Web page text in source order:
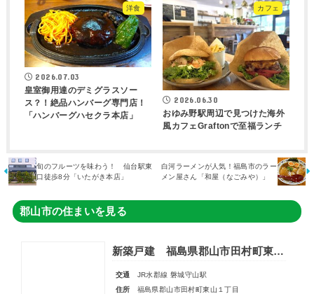
洋食
2026.07.03
皇室御用達のデミグラスソー
ス？！絶品ハンバーグ専門店！
「ハンバーグハセクラ本店」
カフェ
2026.06.30
おゆみ野駅周辺で見つけた海外
風カフェGraftonで至福ランチ
旬のフルーツを味わう！ 仙台駅東
口徒歩8分「いたがき本店」
白河ラーメンが人気！福島市のラー
メン屋さん「和屋（なごみや）」
郡山市の住まいを見る
新築戸建 福島県郡山市田村町東山１丁目
交通
JR水郡線 磐城守山駅
住所
福島県郡山市田村町東山１丁目